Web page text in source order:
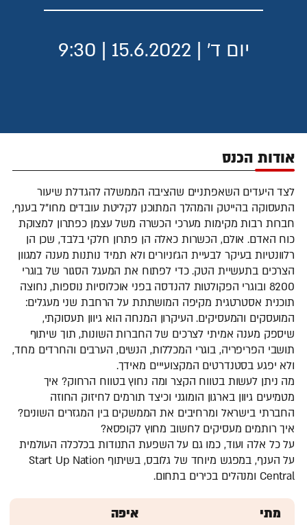
יום ד' | 15.6.2022 | 9:30
אודות הכנס
לצד היעדים השאפתניים שהציבה הממשלה להגדלת שיעור
התעסוקה בהייטק והמהלך המתוכנן לקליטת עובדים מחו"ל בענף,
חברות רבות מקימות מערכי הכשרה משל עצמן כפתרון למצוקת
כוח האדם. אולם, הכשרות כאלה הן פתרון חלקי בלבד, שכן הן
רלוונטיות בעיקר לבעיית הג'וניורים ולא תמיד נותנות מענה למגוון
הצרכים בתעשיית הטק. כדי לפתוח את המעגל הסגור של בוגרי
8200 ובוגרי הפקולטות להנדסה בפני אוכלוסיות נוספות, נחוצה
תוכנית אסטרטגית מקיפה המושתתת על הרחבת שני מעגלים:
המועסקים והמעסיקים. העיקרון המנחה הוא גיוון תעסוקתי,
שיספק מענה אמיתי לצרכים של החברות השונות, תוך שיתוף
תושבי הפריפריה, בוגרי המכללות, הנשים, הערבים והחרדים מחד,
ולא יפגע בסטנדרטים המקצועייים מאידך.
מה ניתן לעשות בטווח הקצר ומה נחוץ בטווח הרחוק? איך
מטמיעים גיוון בארגון הומוגני וכיצד תורמים לחיזוק החוזה
החברתי בישראל ומרחיבים את הממשקים בין המגזרים השונים?
איך רותמים מעסיקים לחשוב מחוץ לקופסא?
על כל אלה ועוד, כמו גם על השפעת התנודות בכלכלה העולמית
על הענף, במפגש מיוחד של גלובס, בשיתוף Start Up Nation
Central ומנהלים בכירים בתחום.
מתי איפה